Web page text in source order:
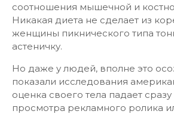
соотношения мышечной и
Никакая диета не сделает из
женщины пикнического типа
астеничку.
Но даже у людей, вполне это
показали исследования
оценка своего тела падает
просмотра рекламного ролика